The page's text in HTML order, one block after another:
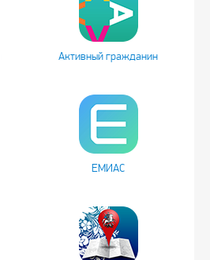
Активный гражданин
ЕМИАС